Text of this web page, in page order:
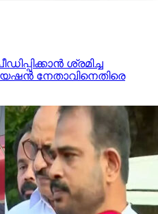
ശ്രമിച്ച
നേതാവിനെതിരെ